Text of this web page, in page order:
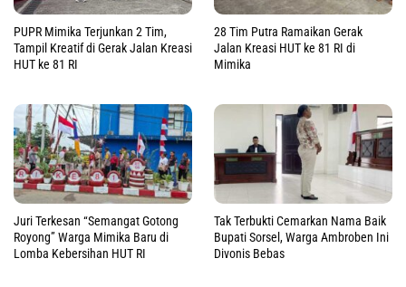
PUPR Mimika Terjunkan 2 Tim,
Tampil Kreatif di Gerak Jalan Kreasi
HUT ke 81 RI
28 Tim Putra Ramaikan Gerak
Jalan Kreasi HUT ke 81 RI di
Mimika
Juri Terkesan “Semangat Gotong
Royong” Warga Mimika Baru di
Lomba Kebersihan HUT RI
Tak Terbukti Cemarkan Nama Baik
Bupati Sorsel, Warga Ambroben Ini
Divonis Bebas